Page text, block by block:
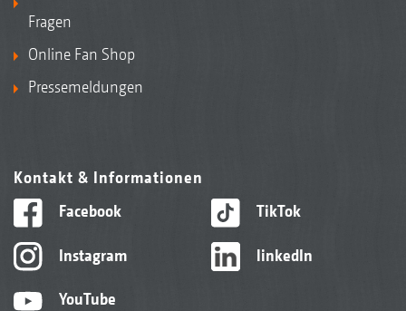
Fragen
Online Fan Shop
Pressemeldungen
Kontakt & Informationen
Facebook
Instagram
YouTube
TikTok
linkedIn